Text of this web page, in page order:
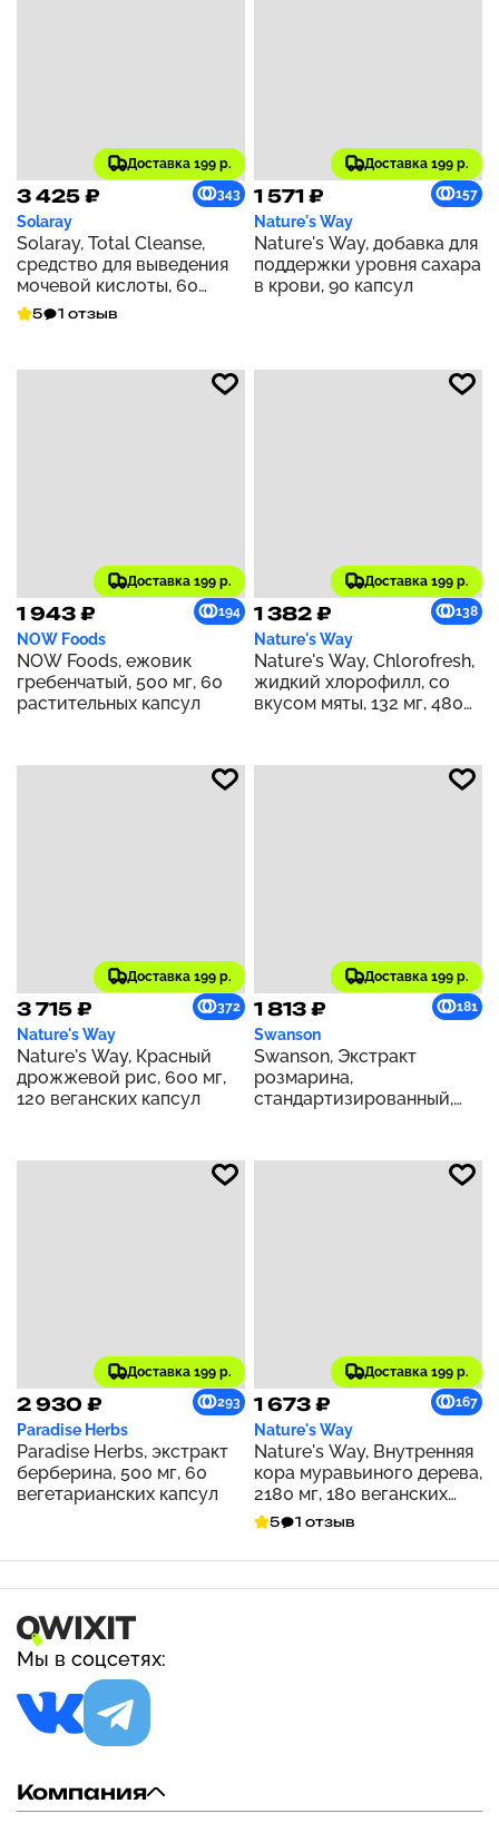
Доставка 199 р.
3 425 ₽ 343
Solaray
Solaray, Total Cleanse,
средство для выведения
мочевой кислоты, 60
растительных капсул
5 1 отзыв
Доставка 199 р.
1 571 ₽ 157
Nature's Way
Nature's Way, добавка для
поддержки уровня сахара
в крови, 90 капсул
Доставка 199 р.
1 943 ₽ 194
NOW Foods
NOW Foods, ежовик
гребенчатый, 500 мг, 60
растительных капсул
Доставка 199 р.
1 382 ₽ 138
Nature's Way
Nature's Way, Chlorofresh,
жидкий хлорофилл, со
вкусом мяты, 132 мг, 480
Доставка 199 р.
3 715 ₽ 372
Nature's Way
Nature's Way, Красный
дрожжевой рис, 600 мг,
120 веганских капсул
Доставка 199 р.
1 813 ₽ 181
Swanson
Swanson, Экстракт
розмарина,
стандартизированный,
Доставка 199 р.
2 930 ₽ 293
Paradise Herbs
Paradise Herbs, экстракт
берберина, 500 мг, 60
вегетарианских капсул
Доставка 199 р.
1 673 ₽ 167
Nature's Way
Nature's Way, Внутренняя
кора муравьиного дерева,
2180 мг, 180 веганских
капсул (545 мг на капсулу)
5 1 отзыв
Мы в соцсетях:
Компания